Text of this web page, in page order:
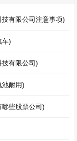
有限公司注意事项)
车)
有限公司)
池耐用)
些股票公司)